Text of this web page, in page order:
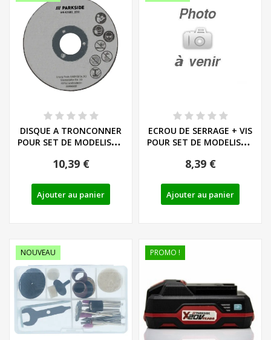
DISQUE A TRONCONNER
POUR SET DE MODELISME
10,39 €
Ajouter au panier
ECROU DE SERRAGE + VIS
POUR SET DE MODELISME
8,39 €
Ajouter au panier
NOUVEAU PROMO !